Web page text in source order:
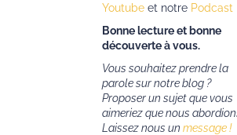
Youtube et notre Podcast
Bonne lecture et bonne
découverte à vous.
Vous souhaitez prendre la
parole sur notre blog ?
Proposer un sujet que vous
aimeriez que nous
Laissez nous un message !